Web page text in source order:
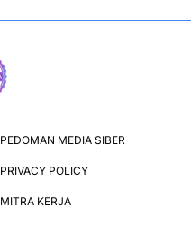
PEDOMAN MEDIA SIBER
PRIVACY POLICY
MITRA KERJA